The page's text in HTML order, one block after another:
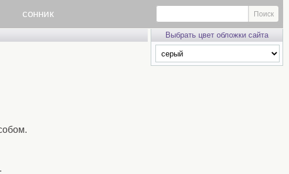
сонник
Выбрать цвет обложки сайта